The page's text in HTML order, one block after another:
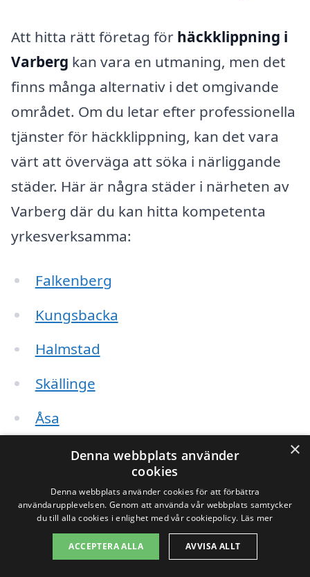
Att hitta rätt företag för häckklippning i
Varberg kan vara en utmaning, men det
finns många alternativ i det omgivande
området. Om du letar efter professionella
tjänster för häckklippning, kan det vara
värt att överväga att söka i närliggande
städer. Här är några städer i närheten av
Varberg där du kan hitta kompetenta
yrkesverksamma:
Falkenberg
Kungsbacka
Halmstad
Skällinge
Åsa
Veddige
Sätila
Tvååker
Laholm
×
Denna webbplats använder
cookies
Denna webbplats använder cookies för att förbättra
användarupplevelsen. Genom att använda vår webbplats samtycker
du till alla cookies i enlighet med vår cookiepolicy. Läs mer
ACCEPTERA ALLA AVVISA ALLT